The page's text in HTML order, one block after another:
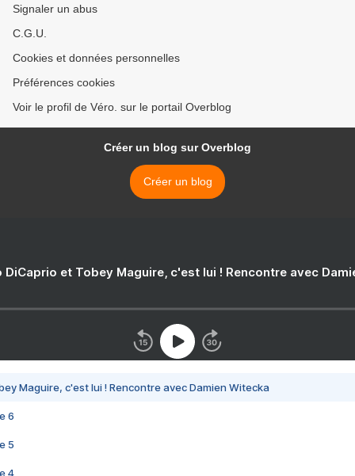
Signaler un abus
C.G.U.
Cookies et données personnelles
Préférences cookies
Voir le profil de Véro. sur le portail Overblog
Créer un blog sur Overblog
Créer un blog
DiCaprio et Tobey Maguire, c'est lui ! Rencontre avec
Maguire, c'est lui ! Rencontre avec Damien Witecka
6
5
4